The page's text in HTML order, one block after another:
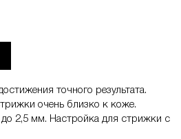
точного результата.
очень близко к коже.
до 2,5 мм. Настройка для стрижки с